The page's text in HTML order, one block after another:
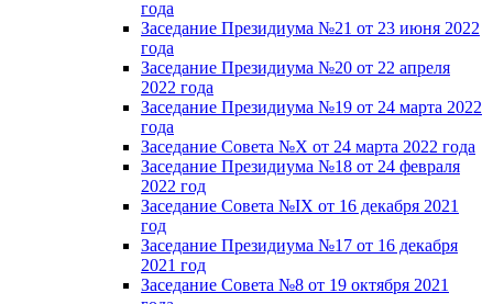
года
Заседание Президиума №21 от 23 июня 2022
года
Заседание Президиума №20 от 22 апреля
2022 года
Заседание Президиума №19 от 24 марта 2022
года
Заседание Совета №X от 24 марта 2022 года
Заседание Президиума №18 от 24 февраля
2022 год
Заседание Совета №IX от 16 декабря 2021
год
Заседание Президиума №17 от 16 декабря
2021 год
Заседание Совета №8 от 19 октября 2021